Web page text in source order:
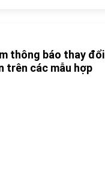
thông báo thay đổi
trên các mẫu hợp